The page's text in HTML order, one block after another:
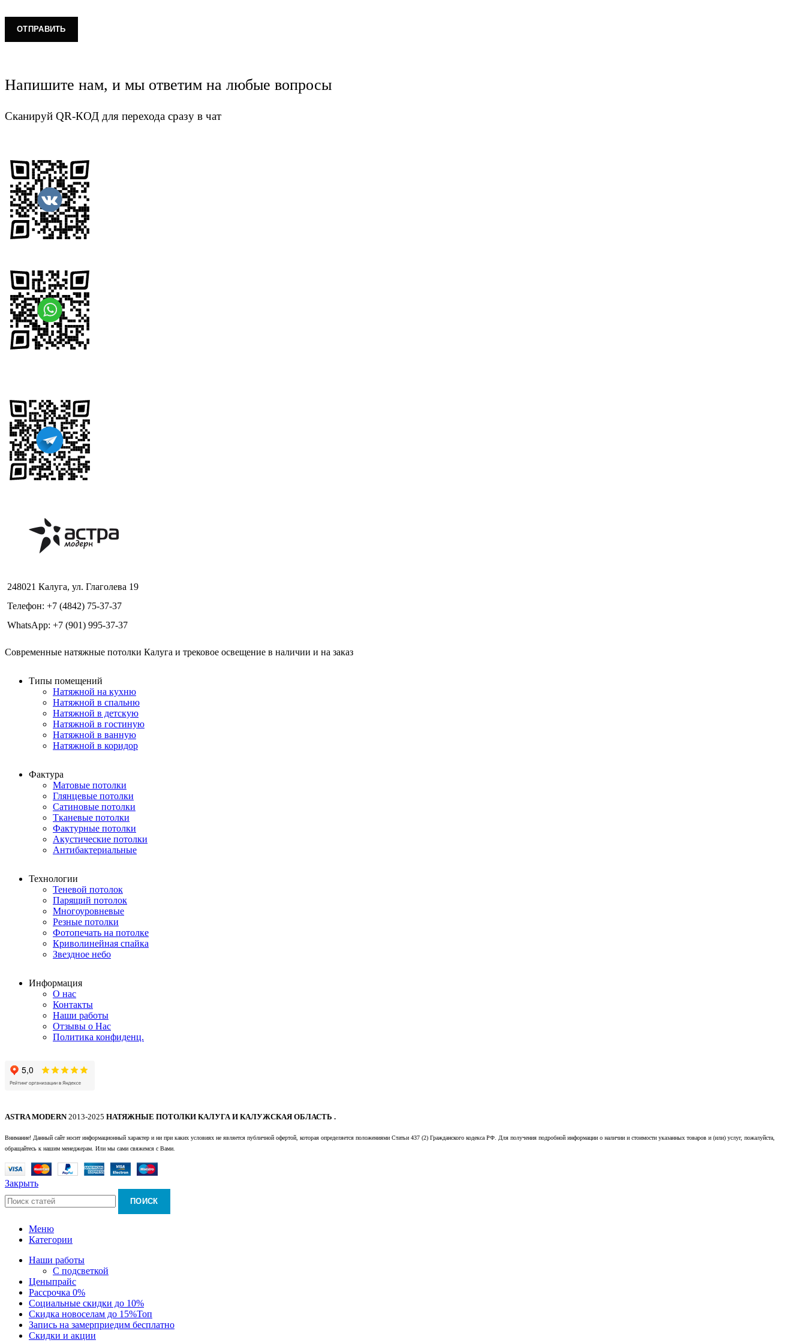
Напишите нам, и мы ответим на любые вопросы
Сканируй QR-КОД для перехода сразу в чат
248021 Калуга, ул. Глаголева 19
Телефон: +7 (4842) 75-37-37
WhatsApp: +7 (901) 995-37-37
Современные натяжные потолки Калуга и трековое освещение в наличии и на заказ
Типы помещений
Натяжной на кухню
Натяжной в спальню
Натяжной в детскую
Натяжной в гостиную
Натяжной в ванную
Натяжной в коридор
Фактура
Матовые потолки
Глянцевые потолки
Сатиновые потолки
Тканевые потолки
Фактурные потолки
Акустические потолки
Антибактериальные
Технологии
Теневой потолок
Парящий потолок
Многоуровневые
Резные потолки
Фотопечать на потолке
Криволинейная спайка
Звездное небо
Информация
О нас
Контакты
Наши работы
Отзывы о Нас
Политика конфиденц.
ASTRA MODERN2013-2025 НАТЯЖНЫЕ ПОТОЛКИ КАЛУГА И КАЛУЖСКАЯ ОБЛАСТЬ .
Внимание! Данный сайт носит информационный характер и ни при каких условиях не является публичной офертой, которая определяется положениями Статьи 437 (2) Гражданского кодекса РФ. Для получения подробной информации о наличии и стоимости указанных товаров и (или) услуг, пожалуйста,
обращайтесь к нашим менеджерам. Или мы сами свяжемся с Вами.
Закрыть
ПОИСК
Меню
Категории
Наши работы
С подсветкой
Ценыпрайс
Рассрочка 0%
Социальные скидки до 10%
Скидка новоселам до 15%Топ
Запись на замерприедим бесплатно
Скидки и акции